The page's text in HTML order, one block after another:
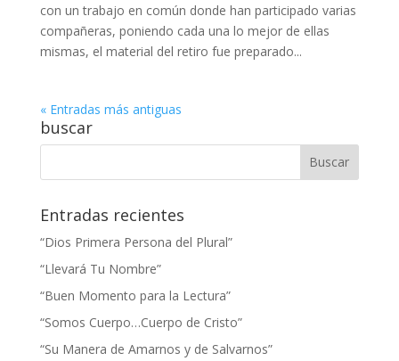
con un trabajo en común donde han participado varias
compañeras, poniendo cada una lo mejor de ellas
mismas, el material del retiro fue preparado...
« Entradas más antiguas
buscar
Entradas recientes
“Dios Primera Persona del Plural”
“Llevará Tu Nombre”
“Buen Momento para la Lectura”
“Somos Cuerpo…Cuerpo de Cristo”
“Su Manera de Amarnos y de Salvarnos”